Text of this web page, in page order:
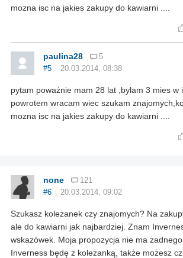
mozna isc na jakies zakupy do kawiarni ....
paulina28
5
#5
20.03.2014, 08:38
pytam poważnie mam 28 lat ,bylam 3 mies w
powrotem wracam wiec szukam
mozna isc na jakies zakupy do kawiarni ....
none
121
#6
20.03.2014, 09:02
Szukasz koleżanek czy znajomych? Na
ale do kawiarni jak najbardziej. Znam
wskazówek. Moja propozycja nie ma
Inverness będę z koleżanką, także możesz